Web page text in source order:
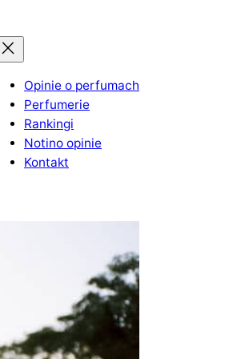
Opinie o perfumach
Perfumerie
Rankingi
Notino opinie
Kontakt